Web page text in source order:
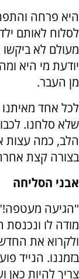
היא פרחה
לסלוח לאותם
מעולם לא
יודעת מי היא
מן העבר.
לכל אחד
שלא סלחנו.
הלב, כמה עצות
בצורה קצת
אבני הסליחה
"הגיעה מעטפה!"
מודה לו
ולקרוא את
בזמננו. הנייד
צריך להיות כאן